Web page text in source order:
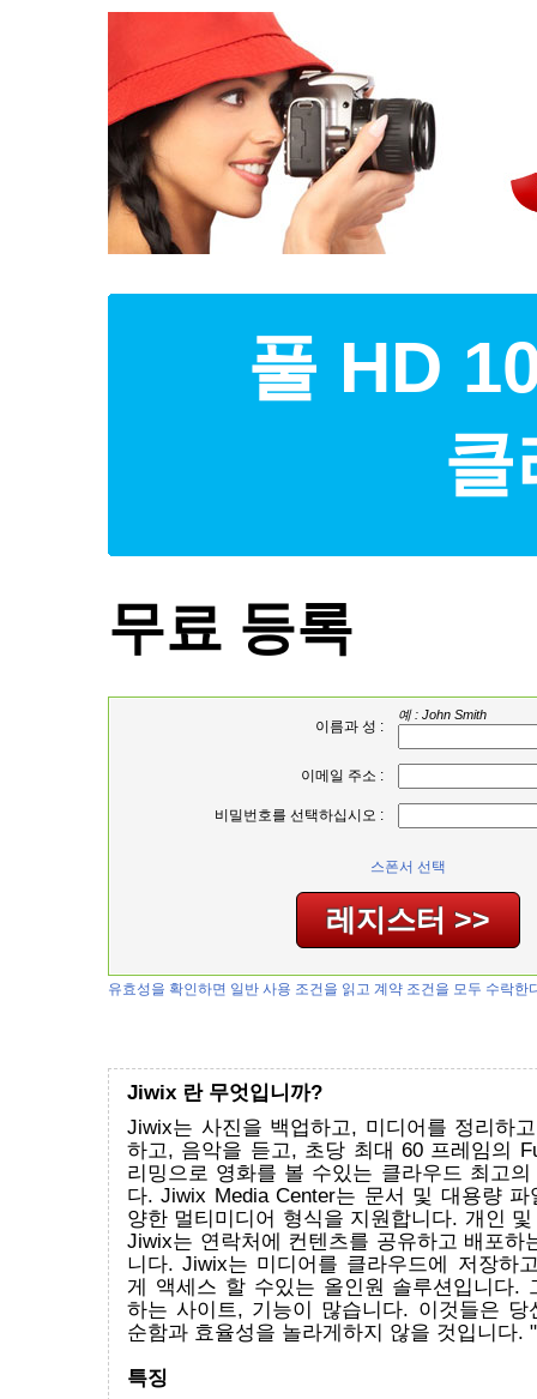
풀 HD
클
무료 등록
이름과 성 :
예 : John Smith
이메일 주소 :
비밀번호를 선택하십시오 :
스폰서 선택
유효성을 확인하면 일반 사용 조건을 읽고 계약 조건을 모두 수락한
Jiwix 란 무엇입니까?
Jiwix는 사진을 백업하고, 미디어를 정리하
하고, 음악을 듣고, 초당 최대 60 프레임의
리밍으로 영화를 볼 수있는 클라우드 최고
다. Jiwix Media Center는 문서 및 대용량 파
양한 멀티미디어 형식을 지원합니다. 개인
Jiwix는 연락처에 컨텐츠를 공유하고 배포하
니다. Jiwix는 미디어를 클라우드에 저장하
게 액세스 할 수있는 올인원 솔루션입니다.
하는 사이트, 기능이 많습니다. 이것들은 당
순함과 효율성을 놀라게하지 않을 것입니다.
특징